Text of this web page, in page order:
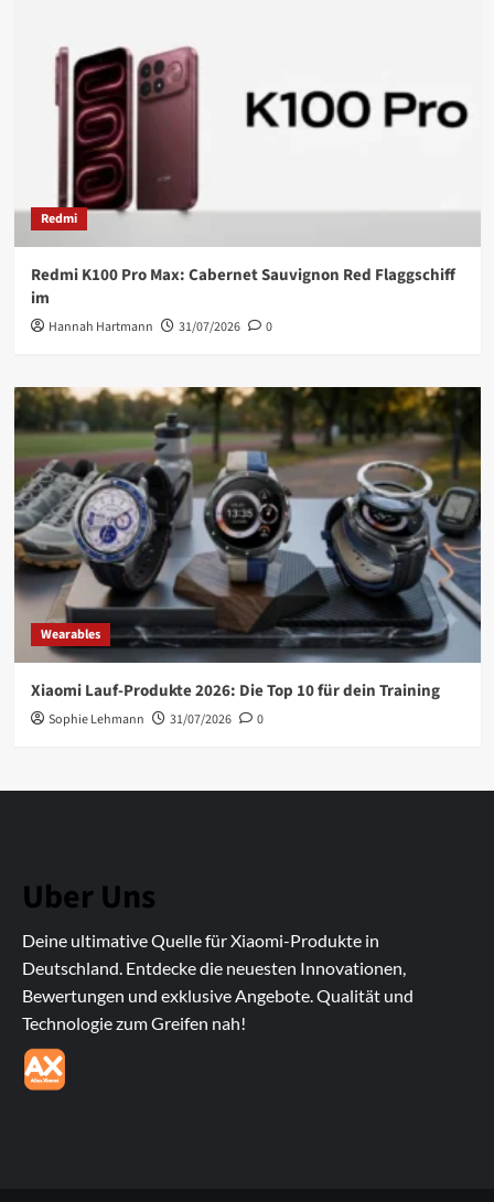
Redmi
Redmi K100 Pro Max: Cabernet Sauvignon Red Flaggschiff
im
Hannah Hartmann 31/07/2026 0
Wearables
Xiaomi Lauf-Produkte 2026: Die Top 10 für dein Training
Sophie Lehmann 31/07/2026 0
Uber Uns
Deine ultimative Quelle für Xiaomi-Produkte in
Deutschland. Entdecke die neuesten Innovationen,
Bewertungen und exklusive Angebote. Qualität und
Technologie zum Greifen nah!